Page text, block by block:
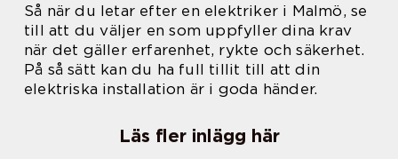
Så när du letar efter en elektriker i Malmö, se
till att du väljer en som uppfyller dina krav
när det gäller erfarenhet, rykte och säkerhet.
På så sätt kan du ha full tillit till att din
elektriska installation är i goda händer.
Läs fler inlägg här